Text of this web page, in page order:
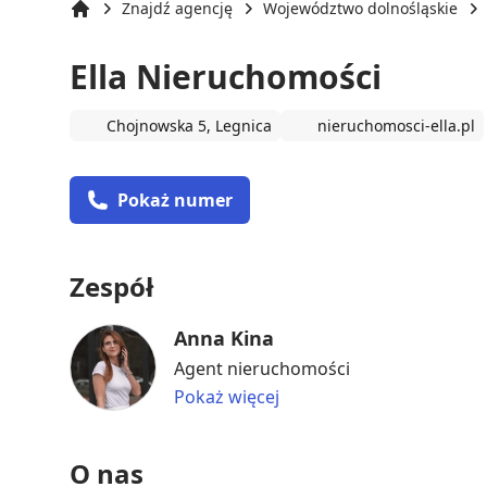
Znajdź agencję Województwo dolnośląskie
Ella Nieruchomości
Chojnowska 5, Legnica nieruchomosci-ella.pl
Pokaż numer
Zespół
Anna Kina
Agent nieruchomości
Pokaż więcej
O nas